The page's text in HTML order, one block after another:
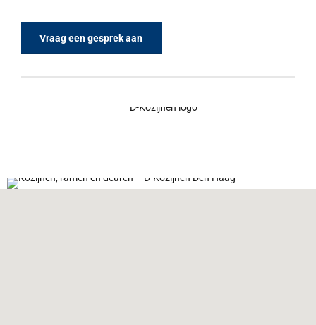
Vraag een gesprek aan